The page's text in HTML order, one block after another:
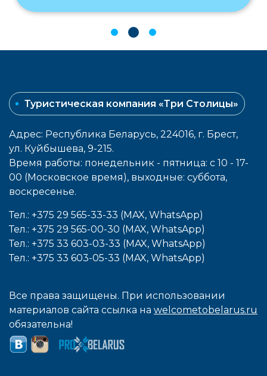
Туристическая компания «Три Столицы»
Адрес: Республика Беларусь, 224016, г. Брест,
ул. Куйбышева, 9-215.
Время работы: понедельник - пятница: с 10 - 17-
00 (Московское время), выходные: cуббота,
воcкресенье.
Тел.: +375 29 565-33-33 (MAX, WhatsApp)
Тел.: +375 29 565-00-30 (MAX, WhatsApp)
Тел.: +375 33 603-03-33 (MAX, WhatsApp)
Тел.: +375 33 603-05-33 (MAX, WhatsApp)
Все права защищены. При использовании
материалов сайта ссылка на welcometobelarus.ru
обязательна!